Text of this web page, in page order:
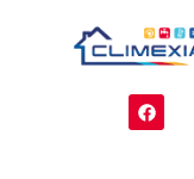
F
a
c